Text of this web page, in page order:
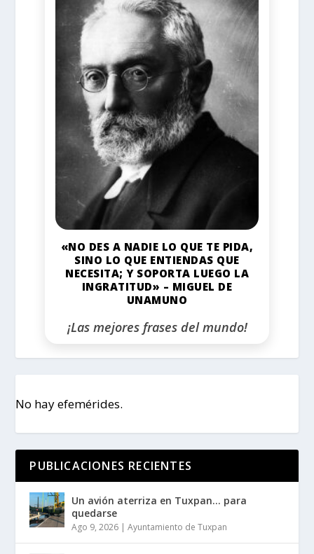
«NO DES A NADIE LO QUE TE PIDA,
SINO LO QUE ENTIENDAS QUE
NECESITA; Y SOPORTA LUEGO LA
INGRATITUD» – MIGUEL DE
UNAMUNO
¡Las mejores frases del mundo!
No hay efemérides.
PUBLICACIONES RECIENTES
Un avión aterriza en Tuxpan… para
quedarse
Ago 9, 2026 |Ayuntamiento de Tuxpan